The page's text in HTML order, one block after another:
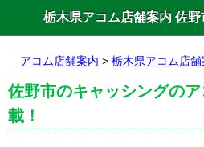
栃木県アコム店舗案内 佐
アコム店舗案内 > 栃木県アコム店舗
佐野市のキャッシングの
載！